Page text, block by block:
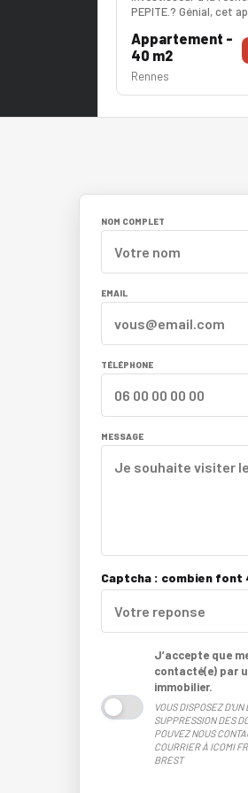
PEPITE.? Génial, cet
vie de 35m²
avec double
ouverte fonctionnelle
avec son espace
Appartement -
40 m2
Rennes
NOM COMPLET
EMAIL
TÉLÉPHONE
MESSAGE
Captcha : combien font
J’accepte que
contacté(e) par
immobilier.
VOUS DISPOSEZ
SUPPRESSION DES
POUVEZ NOUS
COURRIER À ICOMI
BREST